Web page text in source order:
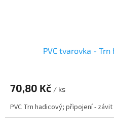
PVC tvarovka - Trn
70,80 Kč / ks
PVC Trn hadicový; připojení -